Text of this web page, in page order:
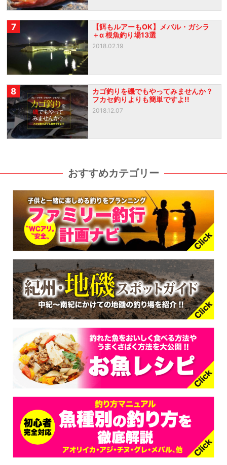
7
【餌もルアーもOK】メバル・ガシラ
＋α 根魚釣り場13選
2018.02.19
8
カゴ釣りを磯でもやってみませんか？
フカセ釣りよりも簡単ですよ!!
2018.12.07
おすすめカテゴリー